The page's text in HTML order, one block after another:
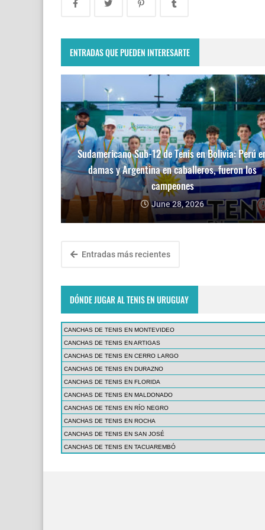
ENTRADAS QUE PUEDEN INTERESARTE
Sudamericano Sub-12 de Tenis en Bolivia: Perú
damas y Argentina en caballeros, fueron los
campeones
June 28, 2026
Entradas más recientes
DÓNDE JUGAR AL TENIS EN URUGUAY
CANCHAS DE TENIS EN MONTEVIDEO
CANCHAS DE TENIS EN ARTIGAS
CANCHAS DE TENIS EN CERRO LARGO
CANCHAS DE TENIS EN DURAZNO
CANCHAS DE TENIS EN FLORIDA
CANCHAS DE TENIS EN MALDONADO
CANCHAS DE TENIS EN RÍO NEGRO
CANCHAS DE TENIS EN ROCHA
CANCHAS DE TENIS EN SAN JOSÉ
CANCHAS DE TENIS EN TACUAREMBÓ